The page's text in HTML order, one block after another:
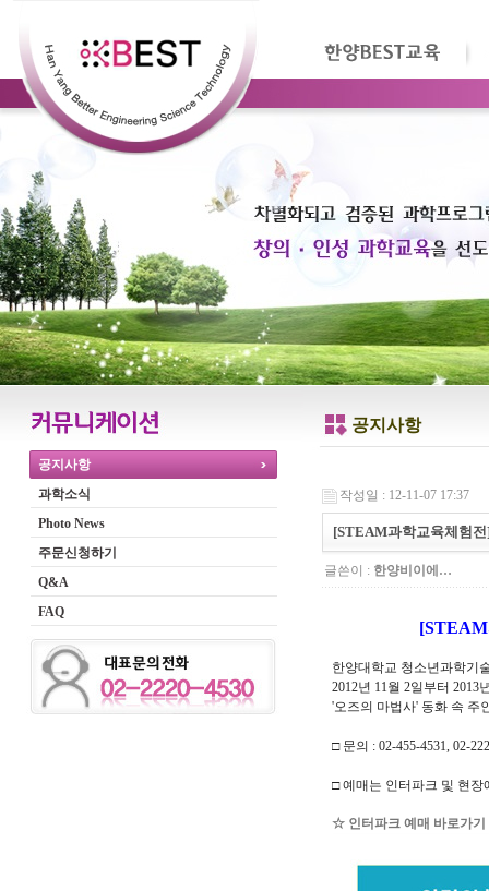
공지사항
과학소식
Photo News
주문신청하기
Q&A
FAQ
공지사항
작성일 : 12-11-07 17:37
[STEAM과학교육체험
글쓴이 : 한양비이에…
한양대학교 청소년과학기
2012년 11월 2일부터
'오즈의 마법사' 동화 속 주
□ 문의 : 02-455-4531, 02-
□ 예매는 인터파크 및 현
☆ 인터파크 예매 바로가